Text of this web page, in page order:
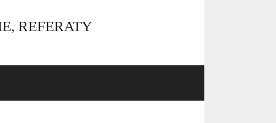
REFERATY